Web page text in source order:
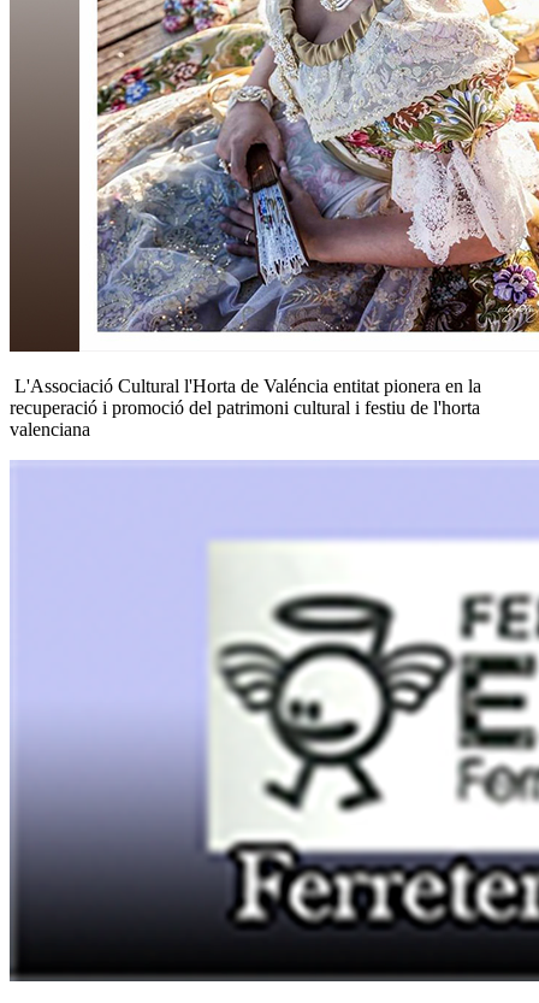
L'Associació Cultural l'Horta de Valéncia entitat pionera en la
recuperació i promoció del patrimoni cultural i festiu de l'horta
valenciana